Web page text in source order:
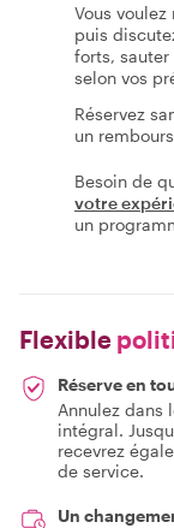
Vous
puis
forts,
selon vos
Réservez
un
Besoin de
votre
un
Flexible
Réserve en
Annulez dans
intégral.
recevrez
de service.
Un